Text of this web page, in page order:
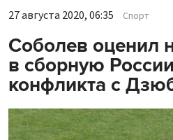
27 августа 2020, 06:35 Спорт
Соболев оценил
в сборную
конфликта с